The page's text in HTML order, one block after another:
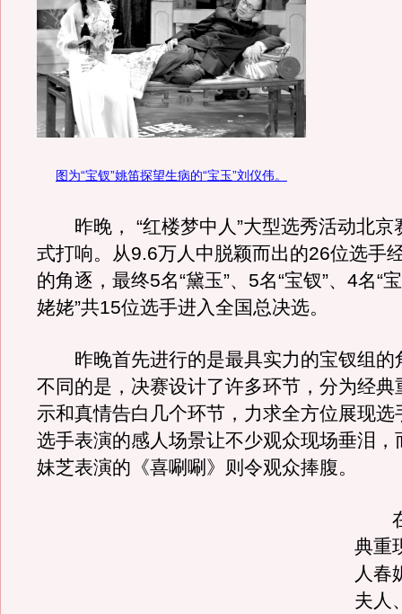
图为“宝钗”姚笛探望生病的“宝玉”刘仪伟。
昨晚， “红楼梦中人”大型选秀活动北京
式打响。从9.6万人中脱颖而出的26位选手
的角逐，最终5名“黛玉”、5名“宝钗”、4名“
姥姥”共15位选手进入全国总决选。
昨晚首先进行的是最具实力的宝钗组的
不同的是，决赛设计了许多环节，分为经典
示和真情告白几个环节，力求全方位展现选
选手表演的感人场景让不少观众现场垂泪，
妹芝表演的《喜唰唰》则令观众捧腹。
在
典重
人春
夫人